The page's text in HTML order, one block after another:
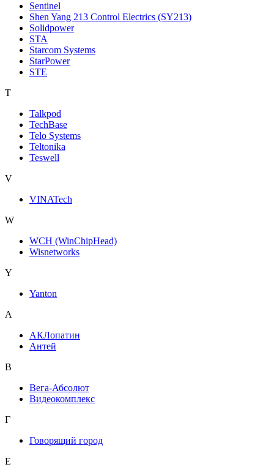
Sentinel
Shen Yang 213 Control Electrics (SY213)
Solidpower
STA
Starcom Systems
StarPower
STE
T
Talkpod
TechBase
Telo Systems
Teltonika
Teswell
V
VINATech
W
WCH (WinChipHead)
Wisnetworks
Y
Yanton
А
АКЛопатин
Антей
В
Вега-Абсолют
Видеокомплекс
Г
Говорящий город
Е